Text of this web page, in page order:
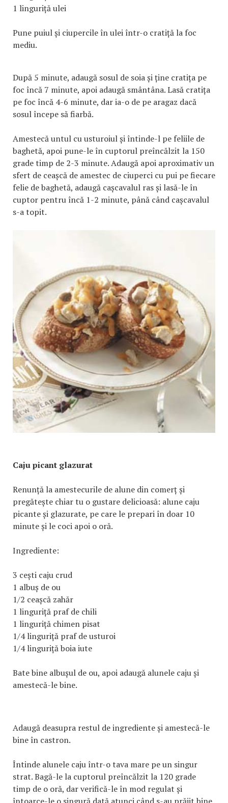
1 linguriță ulei
Pune puiul și ciupercile în ulei într-o cratiță la foc
mediu.
După 5 minute, adaugă sosul de soia și ține cratița pe
foc încă 7 minute, apoi adaugă smântâna. Lasă cratița
pe foc încă 4-6 minute, dar ia-o de pe aragaz dacă
sosul începe să fiarbă.
Amestecă untul cu usturoiul și întinde-l pe feliile de
baghetă, apoi pune-le în cuptorul preîncălzit la 150
grade timp de 2-3 minute. Adaugă apoi aproximativ un
sfert de ceașcă de amestec de ciuperci cu pui pe fiecare
felie de baghetă, adaugă cașcavalul ras și lasă-le în
cuptor pentru încă 1-2 minute, până când cașcavalul
s-a topit.
Caju picant glazurat
Renunță la amestecurile de alune din comerț și
pregătește chiar tu o gustare delicioasă: alune caju
picante și glazurate, pe care le prepari în doar 10
minute și le coci apoi o oră.
Ingrediente:
3 cești caju crud
1 albuș de ou
1/2 ceașcă zahăr
1 linguriță praf de chili
1 linguriță chimen pisat
1/4 linguriță praf de usturoi
1/4 linguriță boia iute
Bate bine albușul de ou, apoi adaugă alunele caju și
amestecă-le bine.
Adaugă deasupra restul de ingrediente și amestecă-le
bine în castron.
Întinde alunele caju într-o tava mare pe un singur
strat. Bagă-le la cuptorul preîncălzit la 120 grade
timp de o oră, dar verifică-le în mod regulat și